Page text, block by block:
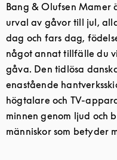
Bang & Olufsen Mamer
urval av gåvor till jul,
dag och fars dag,
något annat tillfälle du
gåva. Den tidlösa
enastående
högtalare och TV-
minnen genom ljud och
människor som betyder